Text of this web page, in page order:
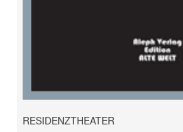
RESIDENZTHEATER